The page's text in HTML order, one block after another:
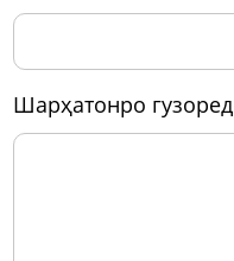
шарҳатонро гузоред